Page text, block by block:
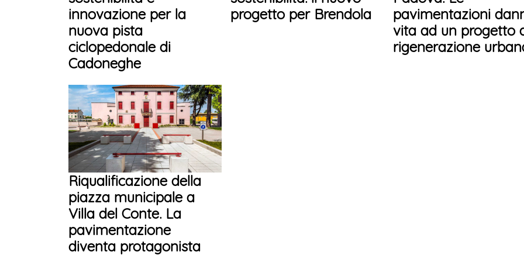
innovazione per la
nuova pista
ciclopedonale di
Cadoneghe
progetto per Brendola
pavimentazioni
vita ad un progetto
rigenerazione
Riqualificazione della
piazza municipale a
Villa del Conte. La
pavimentazione
diventa protagonista